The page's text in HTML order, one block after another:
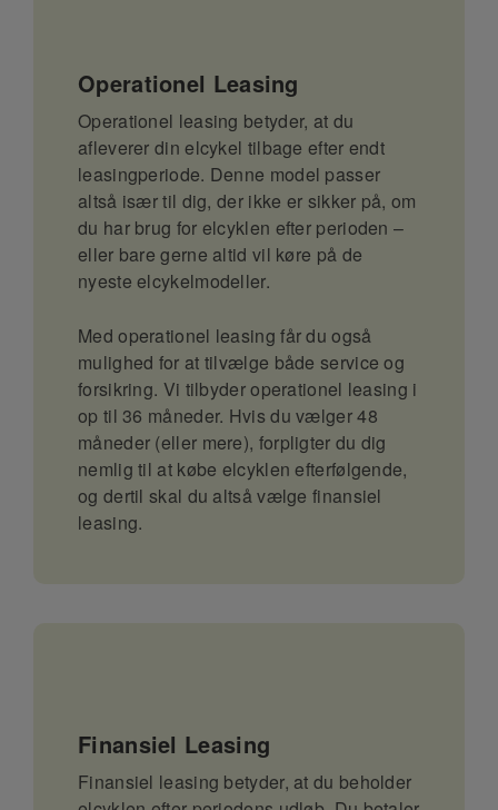
Operationel Leasing
Operationel leasing betyder, at du
afleverer din elcykel tilbage efter endt
leasingperiode. Denne model passer
altså især til dig, der ikke er sikker på, om
du har brug for elcyklen efter perioden –
eller bare gerne altid vil køre på de
nyeste elcykelmodeller.
Med operationel leasing får du også
mulighed for at tilvælge både service og
forsikring. Vi tilbyder operationel leasing i
op til 36 måneder. Hvis du vælger 48
måneder (eller mere), forpligter du dig
nemlig til at købe elcyklen efterfølgende,
og dertil skal du altså vælge finansiel
leasing.
Finansiel Leasing
Finansiel leasing betyder, at du beholder